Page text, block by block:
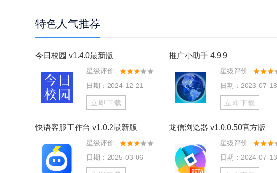
特色人气推荐
今日校园 v1.4.0最新版
星级评价 :
日期：2024-12-21
立即下载
推广小助手 4.9.9
星级评价 :
日期：2023-07-18
立即下载
快语客服工作台 v1.0.2最新版
星级评价 :
日期：2025-03-06
龙信浏览器 v1.0.0.50官方版
星级评价 :
日期：2024-07-13